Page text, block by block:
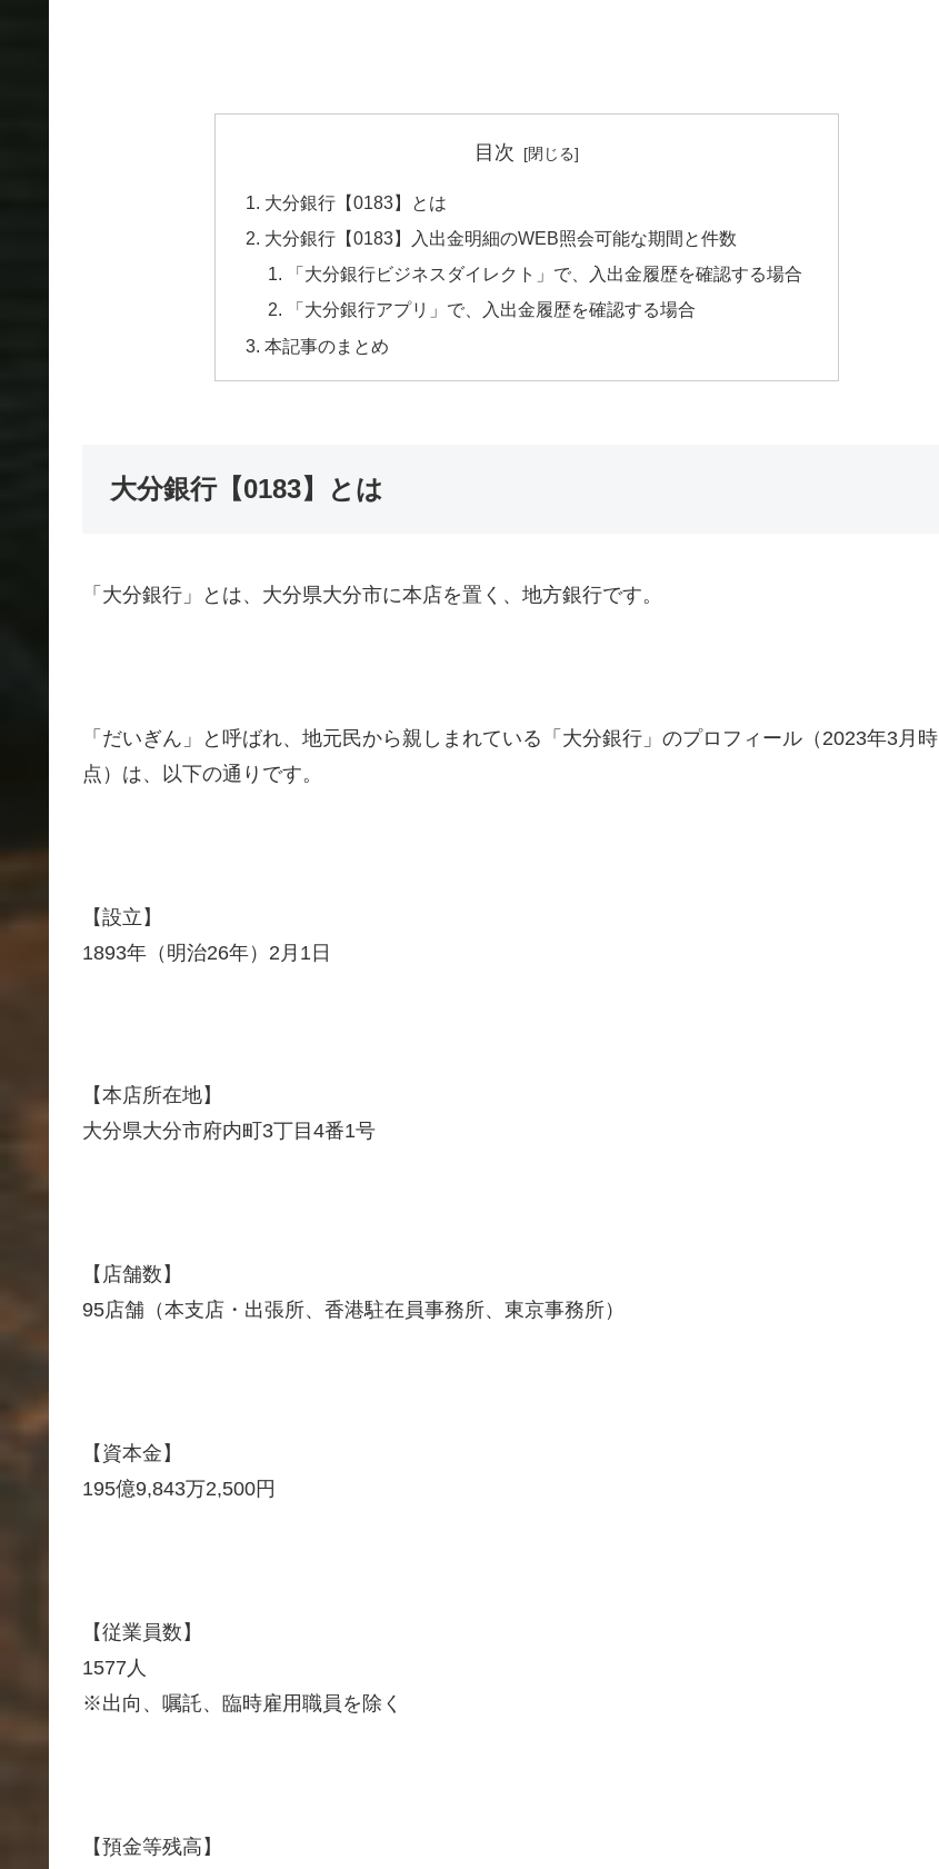
目次
大分銀行【0183】とは
大分銀行【0183】入出金明細のWEB照会可能な期間と件数
「大分銀行ビジネスダイレクト」で、入出金履歴を確認する場合
「大分銀行アプリ」で、入出金履歴を確認する場合
本記事のまとめ
大分銀行【0183】とは
「大分銀行」とは、大分県大分市に本店を置く、地方銀行です。
「だいぎん」と呼ばれ、地元民から親しまれている「大分銀行」のプロフィール（2023年3月時
点）は、以下の通りです。
【設立】
1893年（明治26年）2月1日
【本店所在地】
大分県大分市府内町3丁目4番1号
【店舗数】
95店舗（本支店・出張所、香港駐在員事務所、東京事務所）
【資本金】
195億9,843万2,500円
【従業員数】
1577人
※出向、嘱託、臨時雇用職員を除く
【預金等残高】